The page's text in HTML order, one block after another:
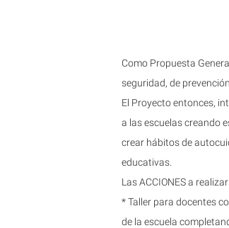
Como Propuesta
seguridad, de
El Proyecto entonces,
a las escuelas creando
crear hábitos de
educativas.
Las ACCIONES a
* Taller para docentes
de la escuela